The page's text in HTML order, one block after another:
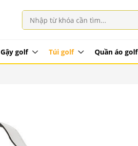
Gậy golf Túi golf Quần áo golf